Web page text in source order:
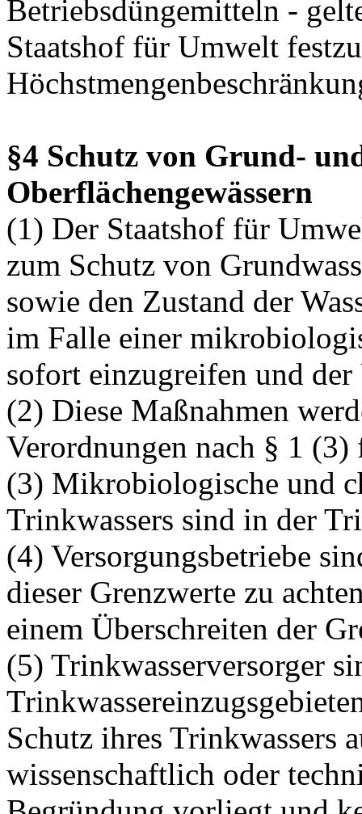
Betriebsdüngemitteln -
Staatshof für Umwelt
§4 Schutz von Grund-
Oberflächengewässern
(1) Der Staatshof für
zum Schutz von
sowie den Zustand der
im Falle einer
sofort einzugreifen und
(2) Diese Maßnahmen
Verordnungen nach § 1 (3)
(3) Mikrobiologische und
Trinkwassers sind in der
(4) Versorgungsbetriebe
dieser Grenzwerte zu
einem Überschreiten der
(5) Trinkwasserversorger
Schutz ihres Trinkwassers
wissenschaftlich oder